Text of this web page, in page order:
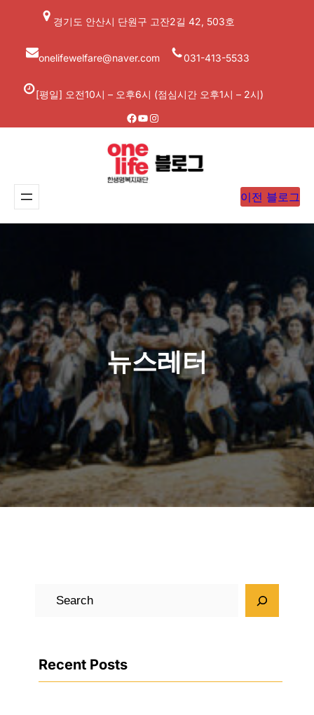
가
경기도 안산시 단원구 고잔2길 42, 503호
onelifewelfare@naver.com 031-413-5533
[평일] 오전10시 – 오후6시 (점심시간 오후1시 – 2시)
Facebook
YouTube
Instagram
이전 블로그
뉴스레터
Recent Posts